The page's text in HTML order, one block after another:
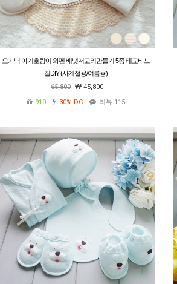
오가닉 아기호랑이 와펜 배냇저고리만들기 5종 태교바느
질DIY (사계절용/여름용)
65,800
45,800
910
30% DC 리뷰 115